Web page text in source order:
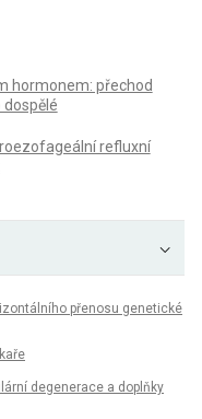
hormonem: přechod
refluxní
přenosu genetické
degenerace a doplňky